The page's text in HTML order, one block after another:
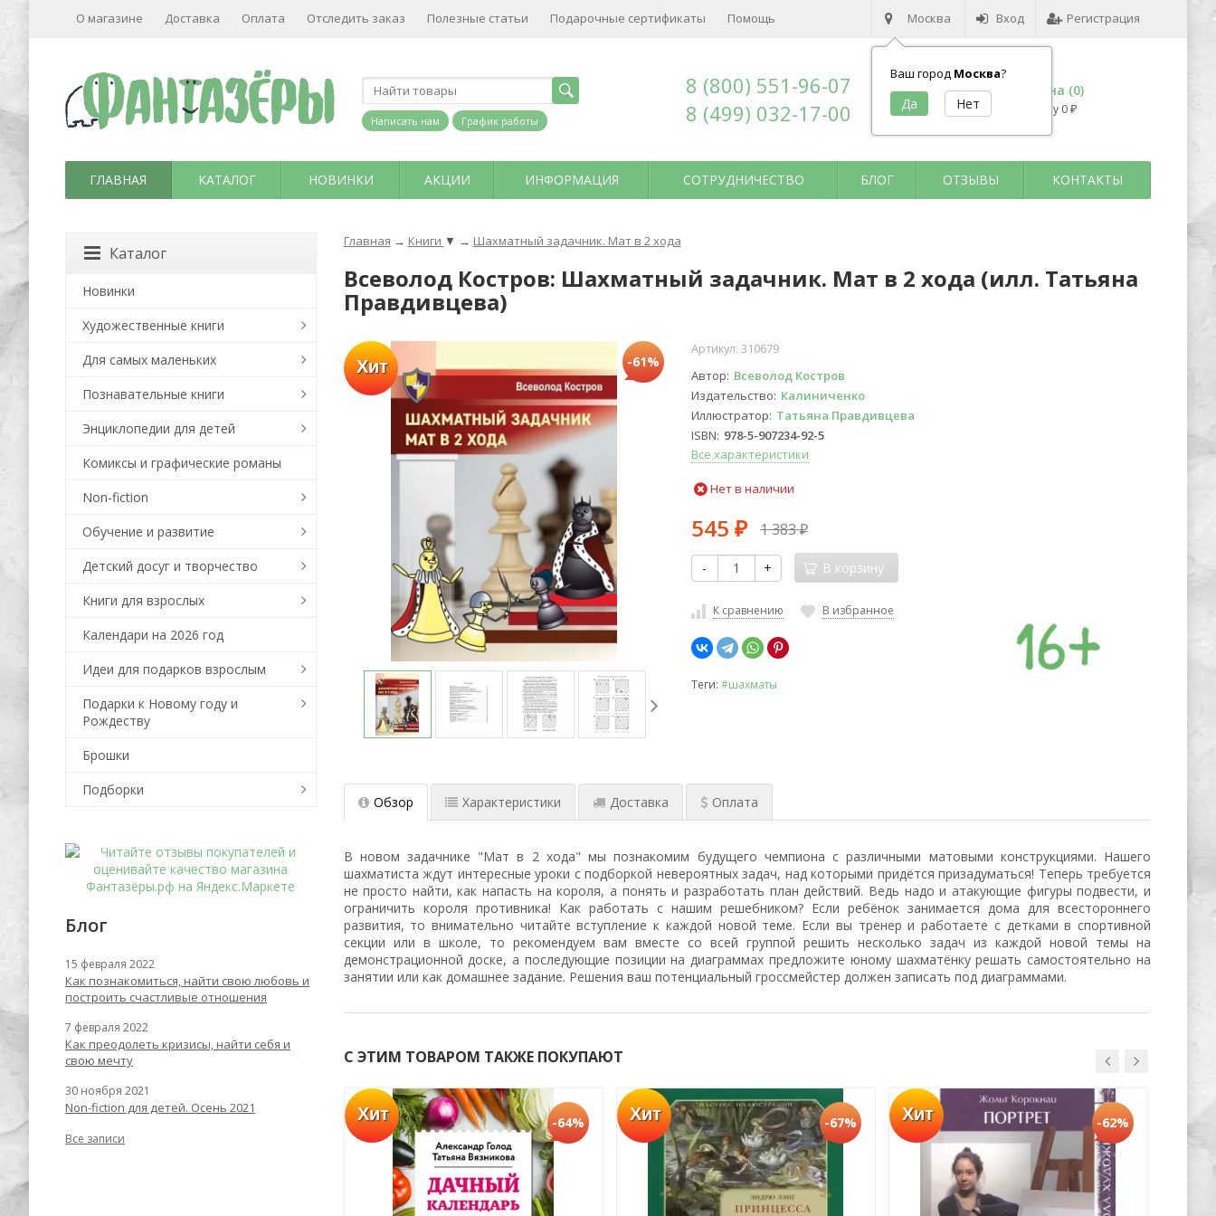
Москва
Ваш город Москва?
Вход Регистрация
О магазине Доставка Оплата Отследить заказ Полезные статьи Подарочные сертификаты Помощь
Написать нам График работы
8 (800) 551-96-07
8 (499) 032-17-00
Корзина (0)
на сумму 0 ₽
ГЛАВНАЯ КАТАЛОГ НОВИНКИ АКЦИИ ИНФОРМАЦИЯ СОТРУДНИЧЕСТВО БЛОГ ОТЗЫВЫ КОНТАКТЫ
Главная → Книги ▼ → Шахматный задачник. Мат в 2 хода
Всеволод Костров: Шахматный задачник. Мат в 2 хода (илл. Татьяна
Правдивцева)
Хит -61%
Артикул: 310679
Автор Всеволод Костров
Издательство Калиниченко
Иллюстратор Татьяна Правдивцева
ISBN 978-5-907234-92-5
Все характеристики
Нет в наличии
545 ₽ 1 383₽
- + В корзину
К сравнению В избранное
Теги: #шахматы
Обзор Характеристики Доставка Оплата
В новом задачнике "Мат в 2 хода" мы познакомим будущего чемпиона с различными матовыми конструкциями. Нашего
шахматиста ждут интересные уроки с подборкой невероятных задач, над которыми придётся призадуматься! Теперь требуется
не просто найти, как напасть на короля, а понять и разработать план действий. Ведь надо и атакующие фигуры подвести, и
ограничить короля противника! Как работать с нашим решебником? Если ребёнок занимается дома для всестороннего
развития, то внимательно читайте вступление к каждой новой теме. Если вы тренер и работаете с детками в спортивной
секции или в школе, то рекомендуем вам вместе со всей группой решить несколько задач из каждой новой темы на
демонстрационной доске, а последующие позиции на диаграммах предложите юному шахматёнку решать самостоятельно на
занятии или как домашнее задание. Решения ваш потенциальный гроссмейстер должен записать под диаграммами.
С ЭТИМ ТОВАРОМ ТАКЖЕ ПОКУПАЮТ
-55% Успей купить Хит -64% Хит -67% Хит -62%
Каталог
Новинки
Художественные книги
Для самых маленьких
Познавательные книги
Энциклопедии для детей
Комиксы и графические романы
Non-fiction
Обучение и развитие
Детский досуг и творчество
Книги для взрослых
Календари на 2026 год
Идеи для подарков взрослым
Подарки к Новому году и
Рождеству
Брошки
Подборки
Блог
15 февраля 2022
Как познакомиться, найти свою любовь и
построить счастливые отношения
7 февраля 2022
Как преодолеть кризисы, найти себя и
свою мечту
30 ноября 2021
Non-fiction для детей. Осень 2021
Все записи